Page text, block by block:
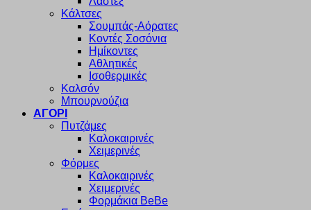
Κάλτσες
Σουμπάς-Αόρατες
Κοντές Σοσόνια
Ημίκοντες
Αθλητικές
Ισοθερμικές
Καλσόν
Μπουρνούζια
ΑΓΟΡΙ
Πυτζάμες
Καλοκαιρινές
Χειμερινές
Φόρμες
Καλοκαιρινές
Χειμερινές
Φορμάκια BeBe